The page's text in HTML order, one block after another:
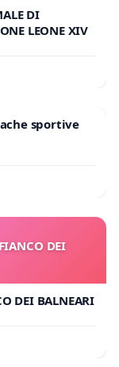
DI
LEONE XIV
sportive
DEI
DEI BALNEARI